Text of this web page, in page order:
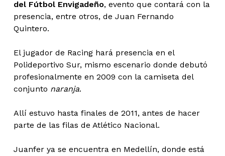
del Fútbol Envigadeño, evento que contará con la
presencia, entre otros, de Juan Fernando
Quintero.
El jugador de Racing hará presencia en el
Polideportivo Sur, mismo escenario donde debutó
profesionalmente en 2009 con la camiseta del
conjunto naranja.
Allí estuvo hasta finales de 2011, antes de hacer
parte de las filas de Atlético Nacional.
Juanfer ya se encuentra en Medellín, donde está